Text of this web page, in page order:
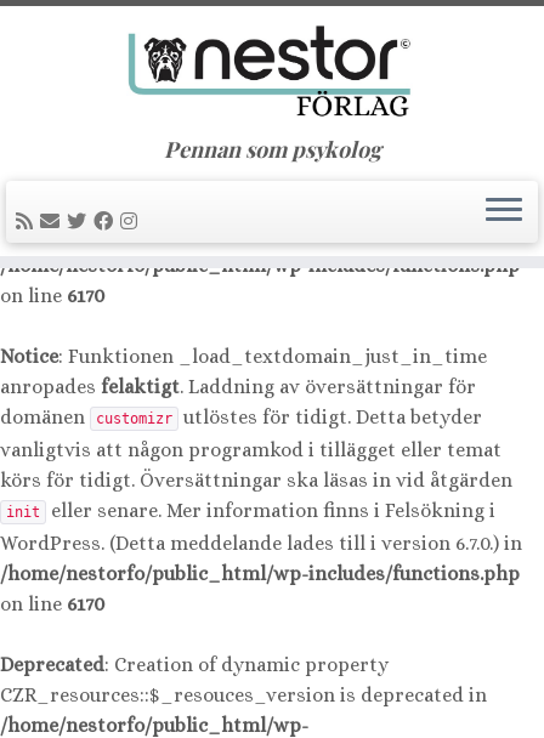
: Function _load_textdomain_just_in_time was
incorrectly. Translation loading for the
domain was triggered too early. This is usually an
indicator for some code in the plugin or theme running too
information. (This message was added in version 6.7.0.) in
/home/nestorfo/public_html/wp-includes/functions.php
on line 6170
Notice: Funktionen _load_textdomain_just_in_time
anropades felaktigt. Laddning av översättningar för
domänen
customizr
utlöstes för tidigt. Detta betyder
vanligtvis att någon programkod i tillägget eller temat
körs för tidigt. Översättningar ska läsas in vid åtgärden
init eller senare. Mer information finns i Felsökning i
WordPress. (Detta meddelande lades till i version 6.7.0.) in
/home/nestorfo/public_html/wp-includes/functions.php
on line 6170
Deprecated: Creation of dynamic property
CZR_resources::$_resouces_version is deprecated in
/home/nestorfo/public_html/wp-
Pennan som psykolog